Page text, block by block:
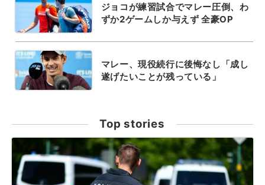
ジョコが練習試合でマレー圧倒、わ
ずか2ゲームしか与えず 全豪OP
マレー、現役続行に後悔なし「成し
遂げたいことが残っている」
Top stories